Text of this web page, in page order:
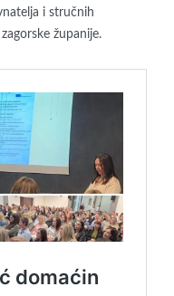
i stručnih
županije.